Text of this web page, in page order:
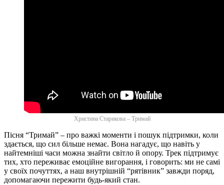
Христина Старикова – Тримай
Пісня “Тримай” – про важкі моменти і пошук підтримки, коли
здається, що сил більше немає. Вона нагадує, що навіть у
найтемніші часи можна знайти світло й опору. Трек підтримує
тих, хто переживає емоційне вигорання, і говорить: ми не самі
у своїх почуттях, а наш внутрішній “рятівник” завжди поряд,
допомагаючи пережити будь-який стан.